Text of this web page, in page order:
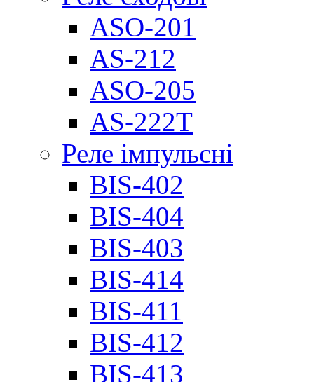
ASO-201
AS-212
ASO-205
AS-222T
Реле імпульсні
BIS-402
BIS-404
BIS-403
BIS-414
BIS-411
BIS-412
BIS-413